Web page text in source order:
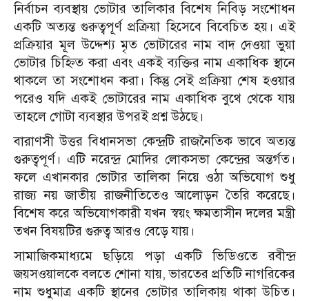
নির্বাচন ব্যবস্থায় ভোটার তালিকার বিশেষ নিবিড় সংশোধন
একটি অত্যন্ত গুরুত্বপূর্ণ প্রক্রিয়া হিসেবে বিবেচিত হয়। এই
প্রক্রিয়ার মূল উদ্দেশ্য মৃত ভোটারের নাম বাদ দেওয়া ভুয়া
ভোটার চিহ্নিত করা এবং একই ব্যক্তির নাম একাধিক স্থানে
থাকলে তা সংশোধন করা। কিন্তু সেই প্রক্রিয়া শেষ হওয়ার
পরেও যদি একই ভোটারের নাম একাধিক বুথে থেকে যায়
তাহলে গোটা ব্যবস্থার উপরই প্রশ্ন উঠছে।
বারাণসী উত্তর বিধানসভা কেন্দ্রটি রাজনৈতিক ভাবে অত্যন্ত
গুরুত্বপূর্ণ। এটি নরেন্দ্র মোদির লোকসভা কেন্দ্রের অন্তর্গত।
ফলে এখানকার ভোটার তালিকা নিয়ে ওঠা অভিযোগ শুধু
রাজ্য নয় জাতীয় রাজনীতিতেও আলোড়ন তৈরি করেছে।
বিশেষ করে অভিযোগকারী যখন স্বয়ং ক্ষমতাসীন দলের মন্ত্রী
তখন বিষয়টির গুরুত্ব আরও বেড়ে যায়।
সামাজিকমাধ্যমে ছড়িয়ে পড়া একটি ভিডিওতে রবীন্দ্র
জয়সওয়ালকে বলতে শোনা যায়, ভারতের প্রতিটি নাগরিকের
নাম শুধুমাত্র একটি স্থানের ভোটার তালিকায় থাকা উচিত।